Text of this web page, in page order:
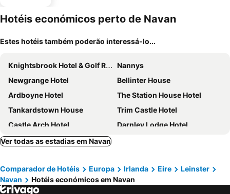
mento
Hotéis económicos perto de Navan
Estes hotéis também poderão interessá-lo...
Knightsbrook Hotel & Golf Resort
Nannys
Newgrange Hotel
Bellinter House
Ardboyne Hotel
The Station House Hotel
Tankardstown House
Trim Castle Hotel
Castle Arch Hotel
Darnley Lodge Hotel
Ver todas as estadias em Navan
Comparador de Hotéis Europa Irlanda Eire
Leinster
Navan
Hotéis económicos em Navan